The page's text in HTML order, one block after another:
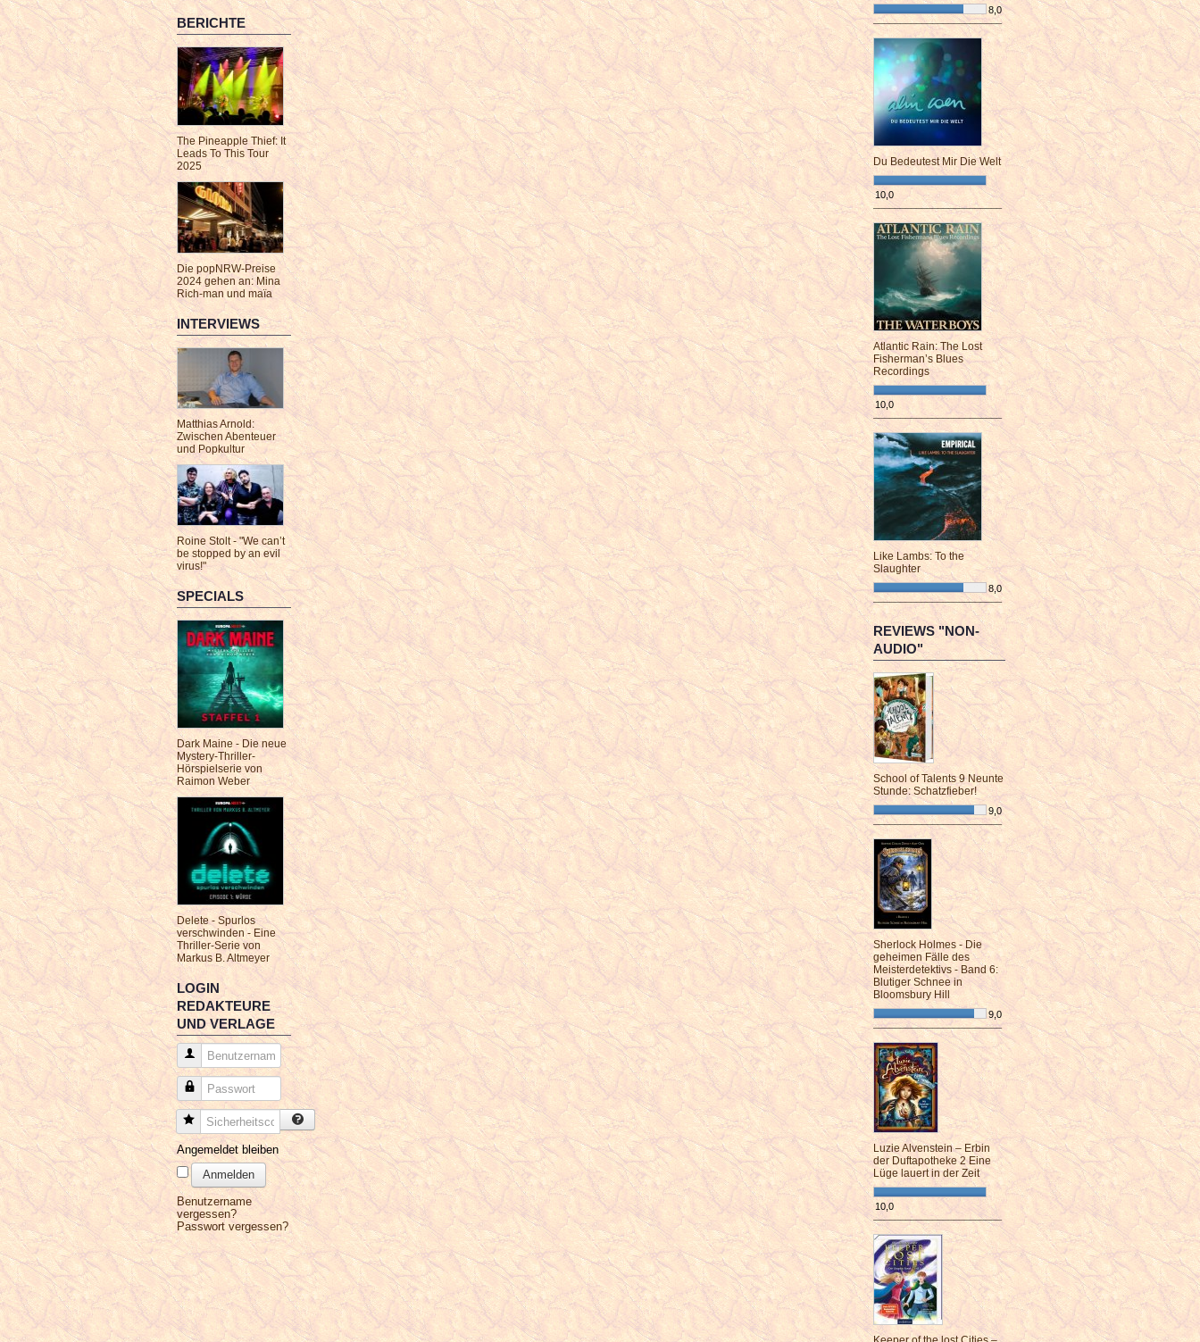
BERICHTE
The Pineapple Thief: It
Leads To This Tour
2025
Die popNRW-Preise
2024 gehen an: Mina
Rich-man und maïa
INTERVIEWS
Matthias Arnold:
Zwischen Abenteuer
und Popkultur
Roine Stolt - "We can’t
be stopped by an evil
virus!"
SPECIALS
Dark Maine - Die neue
Mystery-Thriller-
Hörspielserie von
Raimon Weber
Delete - Spurlos
verschwinden - Eine
Thriller-Serie von
Markus B. Altmeyer
LOGIN
REDAKTEURE
UND VERLAGE
Benutzername
Passwort
Sicherheitscode
Angemeldet bleiben
Anmelden
Benutzername
vergessen?
Passwort vergessen?
8,0
¯¯¯¯¯¯¯¯¯¯¯¯¯¯¯¯¯¯¯¯¯¯¯¯
Du Bedeutest Mir Die Welt
10,0
¯¯¯¯¯¯¯¯¯¯¯¯¯¯¯¯¯¯¯¯¯¯¯¯
Atlantic Rain: The Lost
Fisherman’s Blues
Recordings
10,0
¯¯¯¯¯¯¯¯¯¯¯¯¯¯¯¯¯¯¯¯¯¯¯¯
Like Lambs: To the
Slaughter
8,0
¯¯¯¯¯¯¯¯¯¯¯¯¯¯¯¯¯¯¯¯¯¯¯¯
REVIEWS "NON-
AUDIO"
School of Talents 9 Neunte
Stunde: Schatzfieber!
9,0
¯¯¯¯¯¯¯¯¯¯¯¯¯¯¯¯¯¯¯¯¯¯¯¯
Sherlock Holmes - Die
geheimen Fälle des
Meisterdetektivs - Band 6:
Blutiger Schnee in
Bloomsbury Hill
9,0
¯¯¯¯¯¯¯¯¯¯¯¯¯¯¯¯¯¯¯¯¯¯¯¯
Luzie Alvenstein – Erbin
der Duftapotheke 2 Eine
Lüge lauert in der Zeit
10,0
¯¯¯¯¯¯¯¯¯¯¯¯¯¯¯¯¯¯¯¯¯¯¯¯